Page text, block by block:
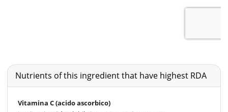
Nutrients of this ingredient that have highest RDA
Vitamina C (acido ascorbico)